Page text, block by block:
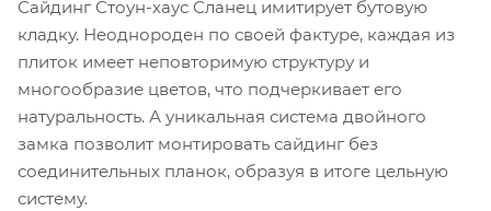
Сайдинг Стоун-хаус Сланец имитирует бутовую
кладку. Неоднороден по своей фактуре, каждая из
плиток имеет неповторимую структуру и
многообразие цветов, что подчеркивает его
натуральность. А уникальная система двойного
замка позволит монтировать сайдинг без
соединительных планок, образуя в итоге цельную
систему.